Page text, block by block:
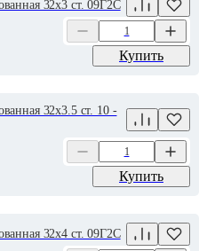
32х3 ст. 09Г2С
Купить
32х3.5 ст. 10 -
Купить
32х4 ст. 09Г2С